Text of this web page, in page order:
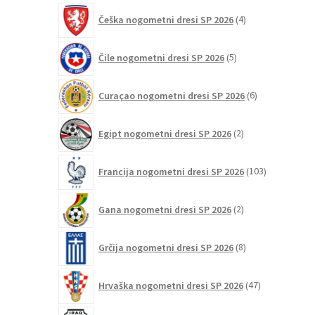
Češka nogometni dresi SP 2026 4izdelki
Čile nogometni dresi SP 2026 5izdelkov
Curaçao nogometni dresi SP 2026 6izdelkov
Egipt nogometni dresi SP 2026 2izdelka
Francija nogometni dresi SP 2026 103izdelki
Gana nogometni dresi SP 2026 2izdelka
Grčija nogometni dresi SP 2026 8izdelkov
Hrvaška nogometni dresi SP 2026 47izdelkov